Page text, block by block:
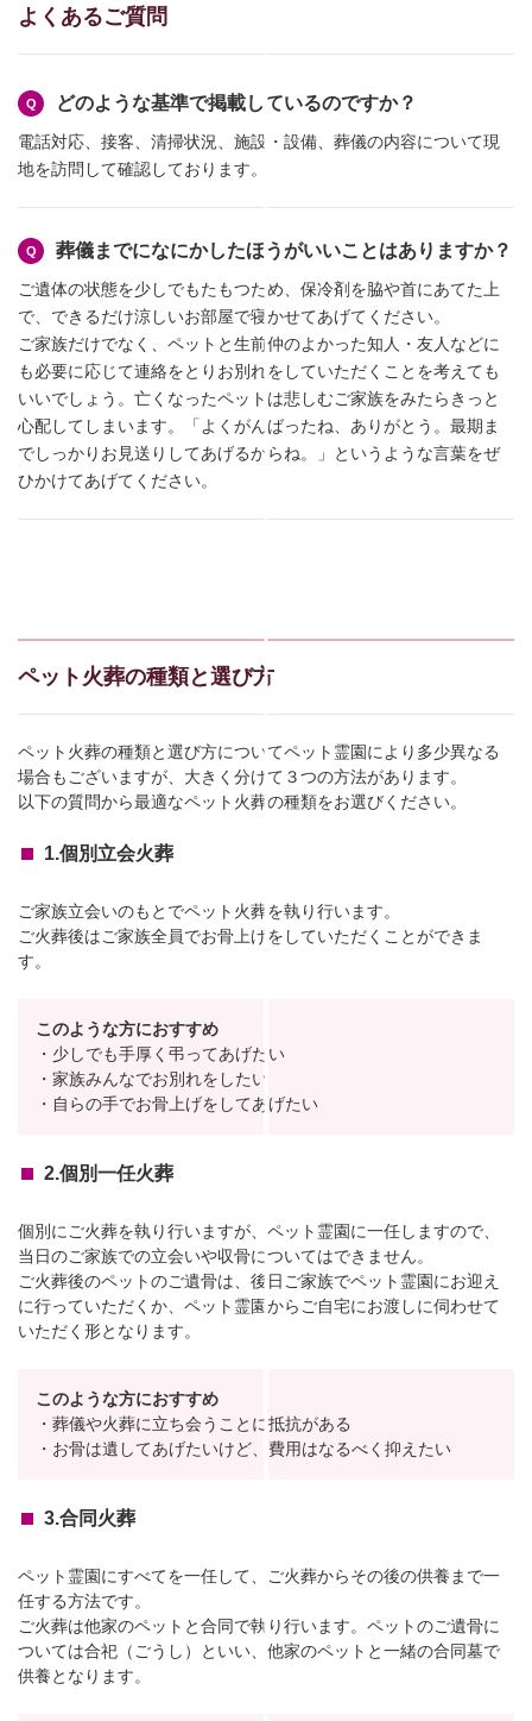
よくあるご質問
どのような基準で掲載しているのですか？
電話対応、接客、清掃状況、施設・設備、葬儀の内容について現
地を訪問して確認しております。
葬儀までになにかしたほうがいいことはありますか？
ご遺体の状態を少しでもたもつため、保冷剤を脇や首にあてた上
で、できるだけ涼しいお部屋で寝かせてあげてください。
ご家族だけでなく、ペットと生前仲のよかった知人・友人などに
も必要に応じて連絡をとりお別れをしていただくことを考えても
いいでしょう。亡くなったペットは悲しむご家族をみたらきっと
心配してしまいます。「よくがんばったね、ありがとう。最期ま
でしっかりお見送りしてあげるからね。」というような言葉をぜ
ひかけてあげてください。
ペット火葬の種類と選び方
ペット火葬の種類と選び方についてペット霊園により多少異なる
場合もございますが、大きく分けて３つの方法があります。
以下の質問から最適なペット火葬の種類をお選びください。
1.個別立会火葬
ご家族立会いのもとでペット火葬を執り行います。
ご火葬後はご家族全員でお骨上げをしていただくことができま
す。
このような方におすすめ
・少しでも手厚く弔ってあげたい
・家族みんなでお別れをしたい
・自らの手でお骨上げをしてあげたい
2.個別一任火葬
個別にご火葬を執り行いますが、ペット霊園に一任しますので、
当日のご家族での立会いや収骨についてはできません。
ご火葬後のペットのご遺骨は、後日ご家族でペット霊園にお迎え
に行っていただくか、ペット霊園からご自宅にお渡しに伺わせて
いただく形となります。
このような方におすすめ
・葬儀や火葬に立ち会うことに抵抗がある
・お骨は遺してあげたいけど、費用はなるべく抑えたい
3.合同火葬
ペット霊園にすべてを一任して、ご火葬からその後の供養まで一
任する方法です。
ご火葬は他家のペットと合同で執り行います。ペットのご遺骨に
ついては合祀（ごうし）といい、他家のペットと一緒の合同墓で
供養となります。